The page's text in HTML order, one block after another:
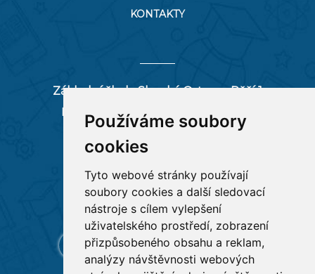
Používáme soubory
cookies
Tyto webové stránky používají
soubory cookies a další sledovací
nástroje s cílem vylepšení
uživatelského prostředí, zobrazení
přizpůsobeného obsahu a reklam,
analýzy návštěvnosti webových
KONTAKTY
Základní škola Slezská Ostrava, Pěší 1
Pěší 66/1, 712 00 Ostrava-Muglinov
tel:596 244 880
RYCHLÉ ODKAZY